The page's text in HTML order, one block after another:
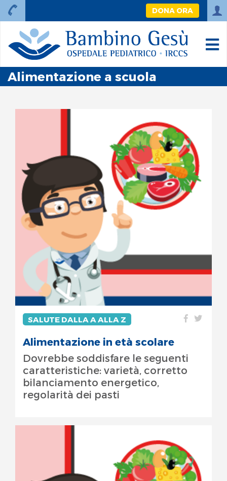
DONA ORA
Alimentazione a scuola
SALUTE DALLA A ALLA Z
Alimentazione in età scolare
Dovrebbe soddisfare le seguenti
caratteristiche: varietà, corretto
bilanciamento energetico,
regolarità dei pasti